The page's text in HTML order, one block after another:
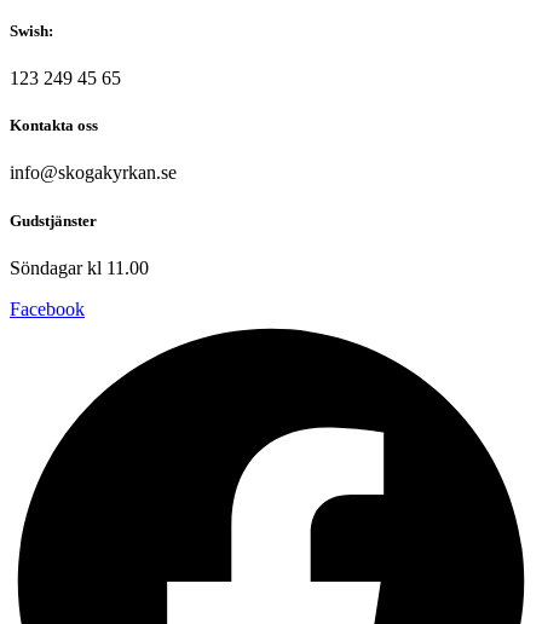
Swish:
123 249 45 65
Kontakta oss
info@skogakyrkan.se
Gudstjänster
Söndagar kl 11.00
Facebook